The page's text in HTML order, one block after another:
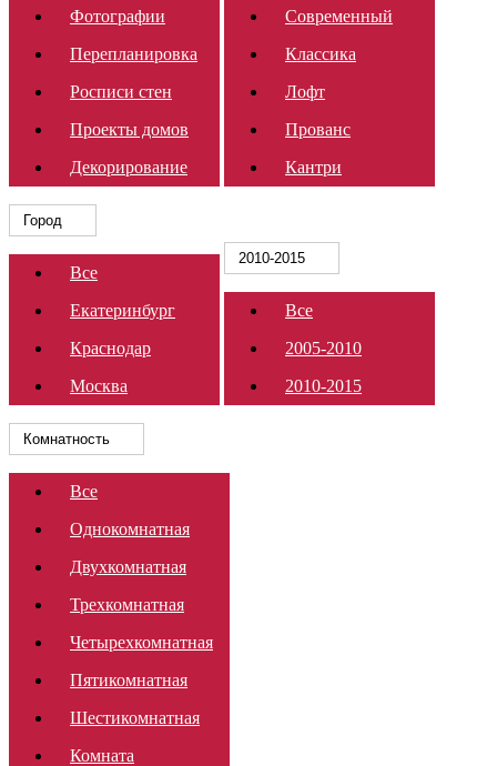
Фотографии
Перепланировка
Росписи стен
Проекты домов
Декорирование
Современный
Классика
Лофт
Прованс
Кантри
Город
Все
Екатеринбург
Краснодар
Москва
2010-2015
Все
2005-2010
2010-2015
Комнатность
Все
Однокомнатная
Двухкомнатная
Трехкомнатная
Четырехкомнатная
Пятикомнатная
Шестикомнатная
Комната